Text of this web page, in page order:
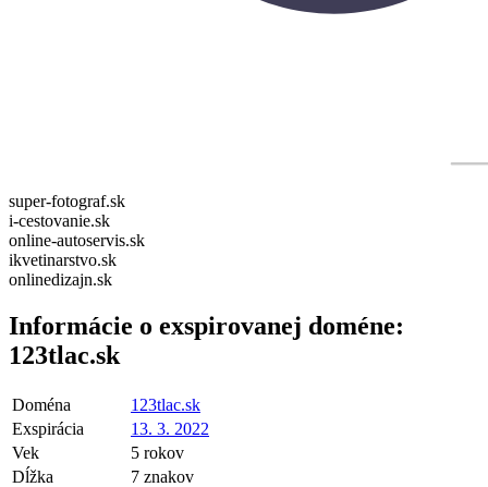
super-fotograf.sk
i-cestovanie.sk
online-autoservis.sk
ikvetinarstvo.sk
onlinedizajn.sk
Informácie o exspirovanej doméne:
123tlac.sk
Doména
123tlac.sk
Exspirácia
13. 3. 2022
Vek
5 rokov
Dĺžka
7 znakov